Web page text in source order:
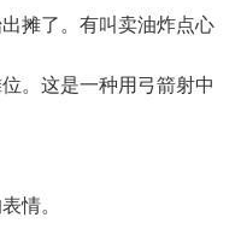
摊了。有叫卖油炸点心
。这是一种用弓箭射中
情。